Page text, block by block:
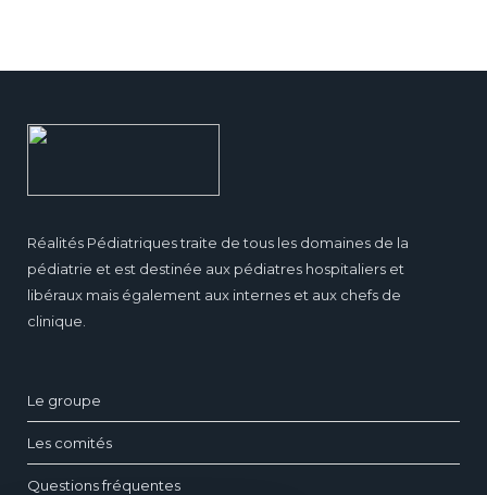
Réalités Pédiatriques traite de tous les domaines de la
pédiatrie et est destinée aux pédiatres hospitaliers et
libéraux mais également aux internes et aux chefs de
clinique.
Le groupe
Les comités
Questions fréquentes